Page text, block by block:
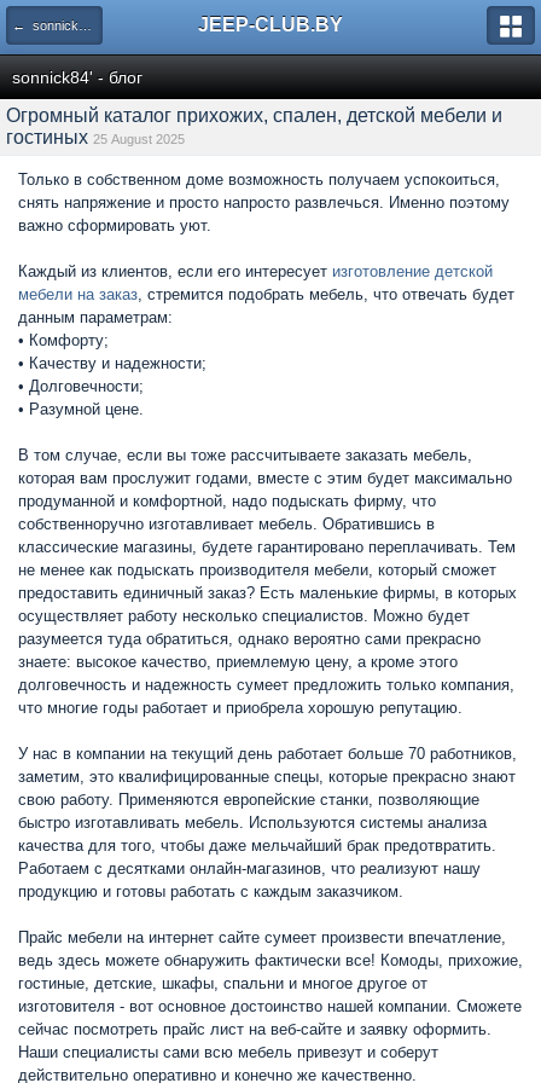
← sonnick84' - блог JEEP-CLUB.BY
sonnick84' - блог
Огромный каталог прихожих, спален, детской мебели и
гостиных 25 August 2025
Только в собственном доме возможность получаем успокоиться,
снять напряжение и просто напросто развлечься. Именно поэтому
важно сформировать уют.
Каждый из клиентов, если его интересует изготовление детской
мебели на заказ, стремится подобрать мебель, что отвечать будет
данным параметрам:
• Комфорту;
• Качеству и надежности;
• Долговечности;
• Разумной цене.
В том случае, если вы тоже рассчитываете заказать мебель,
которая вам прослужит годами, вместе с этим будет максимально
продуманной и комфортной, надо подыскать фирму, что
собственноручно изготавливает мебель. Обратившись в
классические магазины, будете гарантировано переплачивать. Тем
не менее как подыскать производителя мебели, который сможет
предоставить единичный заказ? Есть маленькие фирмы, в которых
осуществляет работу несколько специалистов. Можно будет
разумеется туда обратиться, однако вероятно сами прекрасно
знаете: высокое качество, приемлемую цену, а кроме этого
долговечность и надежность сумеет предложить только компания,
что многие годы работает и приобрела хорошую репутацию.
У нас в компании на текущий день работает больше 70 работников,
заметим, это квалифицированные спецы, которые прекрасно знают
свою работу. Применяются европейские станки, позволяющие
быстро изготавливать мебель. Используются системы анализа
качества для того, чтобы даже мельчайший брак предотвратить.
Работаем с десятками онлайн-магазинов, что реализуют нашу
продукцию и готовы работать с каждым заказчиком.
Прайс мебели на интернет сайте сумеет произвести впечатление,
ведь здесь можете обнаружить фактически все! Комоды, прихожие,
гостиные, детские, шкафы, спальни и многое другое от
изготовителя - вот основное достоинство нашей компании. Сможете
сейчас посмотреть прайс лист на веб-сайте и заявку оформить.
Наши специалисты сами всю мебель привезут и соберут
действительно оперативно и конечно же качественно.